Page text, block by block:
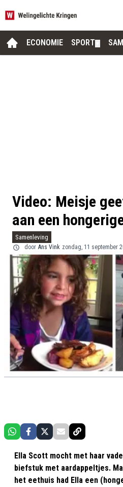
ECONOMIE SPORT
Video: Meisje
aan een
Samenleving
door Ans Vink zondag, 11 september
Ella Scott mocht met haar
biefstuk met aardappeltjes.
het eethuis had Ella een